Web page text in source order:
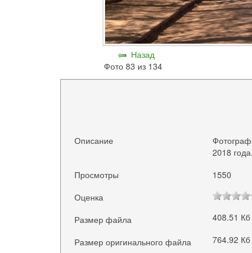
Назад
Фото 83 из 134
Описание
2018 года.
Просмотры
1550
Оценка
Размер файла
408.51
Размер оригинального файла 764.92